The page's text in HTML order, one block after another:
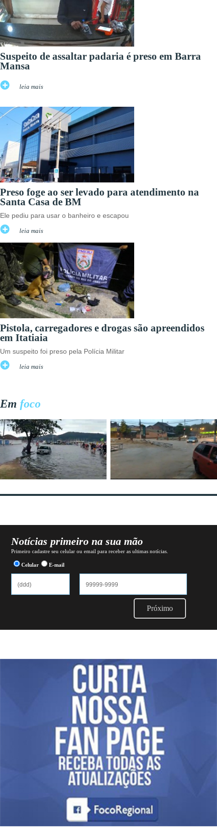
Suspeito de assaltar padaria é preso em Barra
Mansa
leia mais
Preso foge ao ser levado para atendimento na
Santa Casa de BM
Ele pediu para usar o banheiro e escapou
leia mais
Pistola, carregadores e drogas são apreendidos
em Itatiaia
Um suspeito foi preso pela Polícia Militar
leia mais
Em foco
Notícias primeiro na sua mão
Primeiro cadastre seu celular ou email para receber as ultimas notícias.
Celular E-mail
Próximo